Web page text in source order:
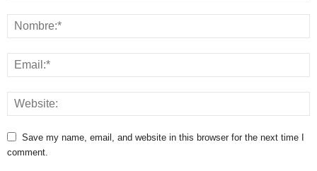
Save my name, email, and website in this browser for the next time I
comment.